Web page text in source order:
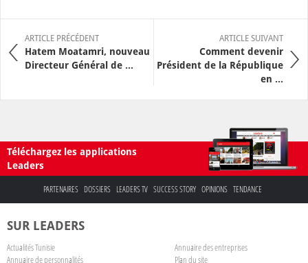
ARTICLE PRÉCÉDENT
Hatem Moatamri, nouveau
Directeur Général de ...
ARTICLE SUIVANT
Comment devenir
Président de la République
en ...
Téléchargez les applications
Leaders
PARTENAIRES DOSSIERS LEADERS TV SUCCESS STORY OPINIONS TENDANCE
SUR LEADERS
Actualités Tunisie
Annuaire des entreprises
Annuaire de personnalités
Plan du site